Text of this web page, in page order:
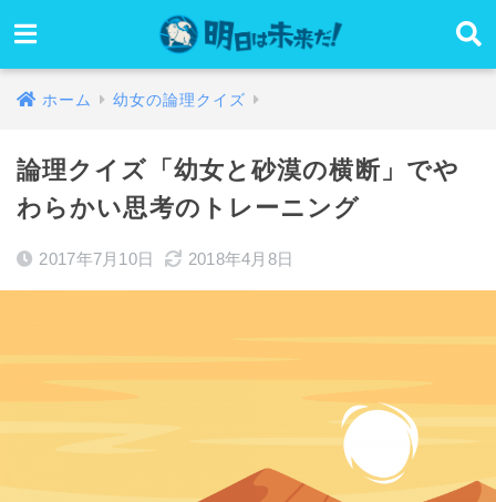
ホーム 幼女の論理クイズ
論理クイズ「幼女と砂漠の横断」でや
わらかい思考のトレーニング
2017年7月10日 2018年4月8日